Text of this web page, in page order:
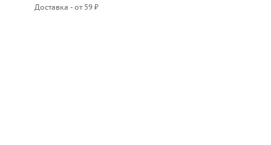
Доставка - от 59 ₽